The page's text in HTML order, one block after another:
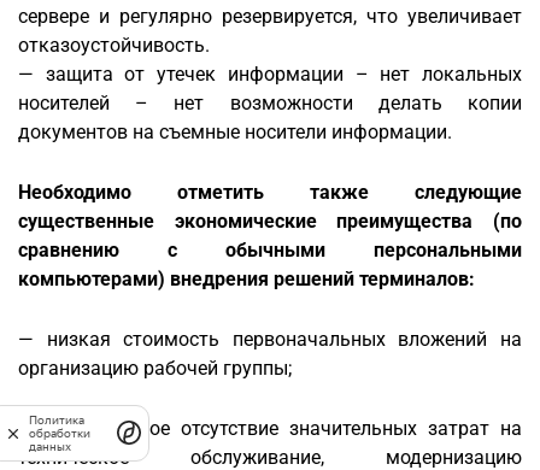
сервере и регулярно резервируется, что увеличивает
отказоустойчивость.
— защита от утечек информации – нет локальных
носителей – нет возможности делать копии
документов на съемные носители информации.
Необходимо отметить также следующие
существенные экономические преимущества (по
сравнению с обычными персональными
компьютерами) внедрения решений терминалов:
— низкая стоимость первоначальных вложений на
организацию рабочей группы;
— практическое отсутствие значительных затрат на
техническое обслуживание, модернизацию
Политика
обработки
данных